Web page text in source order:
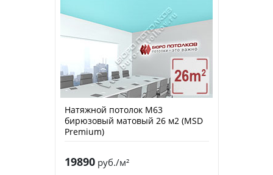
Натяжной потолок M63
бирюзовый матовый 26 м2 (MSD
Premium)
19890руб./м²